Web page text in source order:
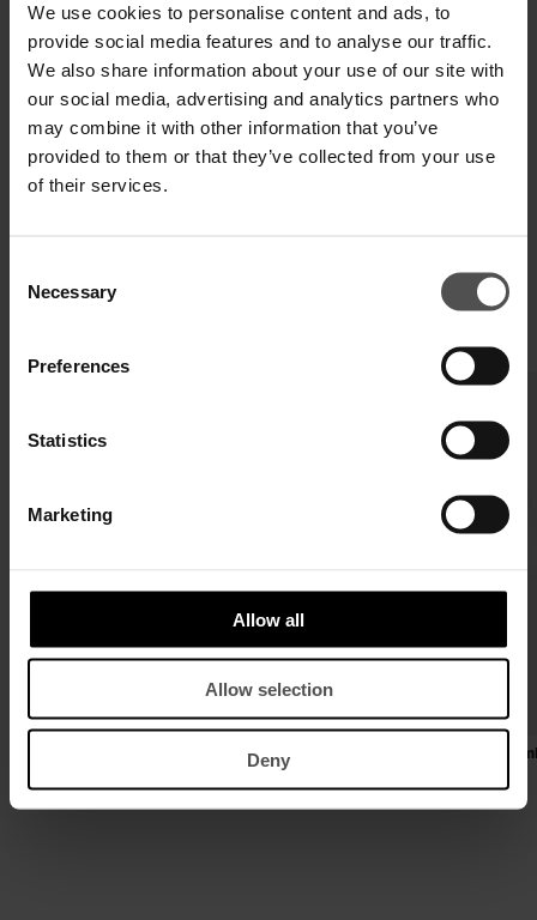
We use cookies to personalise content and ads, to
provide social media features and to analyse our traffic.
We also share information about your use of our site with
our social media, advertising and analytics partners who
may combine it with other information that you’ve
provided to them or that they’ve collected from your use
of their services.
Selection
Necessary
Preferences
Statistics
Marketing
Allow all
Allow selection
Deny
TECHNISCHE SPEZIFIKATIONEN
DIGITALER PRODUKTPASS
VERVOLLSTÄNDIGEN SIE IHREN LOOK
Oversize-Jacke aus Rigid Denim
Oversize-T-Shirt aus Jersone
€ 114,00
€ 175,00